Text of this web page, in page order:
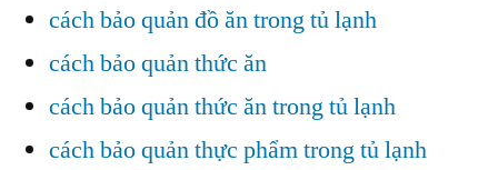
cách bảo quản đồ ăn trong tủ lạnh
cách bảo quản thức ăn
cách bảo quản thức ăn trong tủ lạnh
cách bảo quản thực phẩm trong tủ lạnh